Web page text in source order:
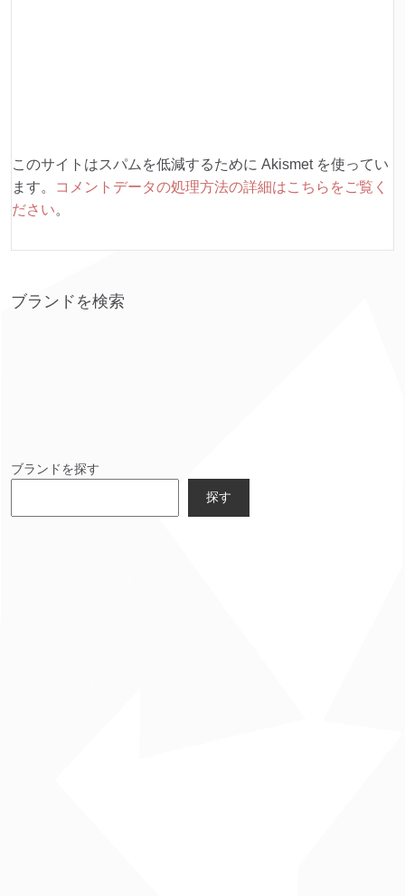
このサイトはスパムを低減するために Akismet を使ってい
ます。
コメントデータの処理方法の詳細はこちらをご覧く
ださい。
ブランドを検索
ブランドを探す
探す